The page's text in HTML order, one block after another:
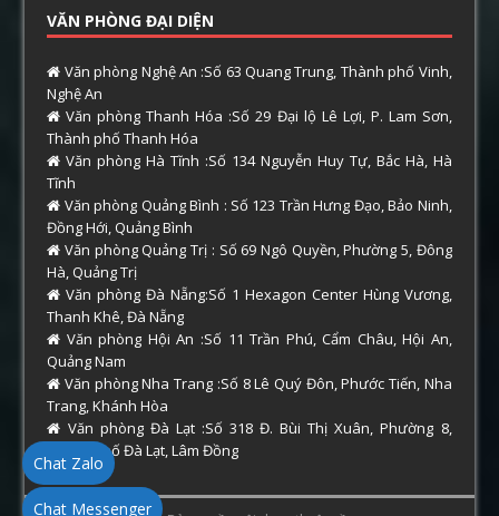
VĂN PHÒNG ĐẠI DIỆN
Văn phòng Nghệ An :Số 63 Quang Trung, Thành phố Vinh,
Nghệ An
Văn phòng Thanh Hóa :Số 29 Đại lộ Lê Lợi, P. Lam Sơn,
Thành phố Thanh Hóa
Văn phòng Hà Tĩnh :Số 134 Nguyễn Huy Tự, Bắc Hà, Hà
Tĩnh
Văn phòng Quảng Bình : Số 123 Trần Hưng Đạo, Bảo Ninh,
Đồng Hới, Quảng Bình
Văn phòng Quảng Trị : Số 69 Ngô Quyền, Phường 5, Đông
Hà, Quảng Trị
Văn phòng Đà Nẵng:Số 1 Hexagon Center Hùng Vương,
Thanh Khê, Đà Nẵng
Văn phòng Hội An :Số 11 Trần Phú, Cẩm Châu, Hội An,
Quảng Nam
Văn phòng Nha Trang :Số 8 Lê Quý Đôn, Phước Tiến, Nha
Trang, Khánh Hòa
Văn phòng Đà Lạt :Số 318 Đ. Bùi Thị Xuân, Phường 8,
Thành phố Đà Lạt, Lâm Đồng
Chat Zalo
Chat Messenger